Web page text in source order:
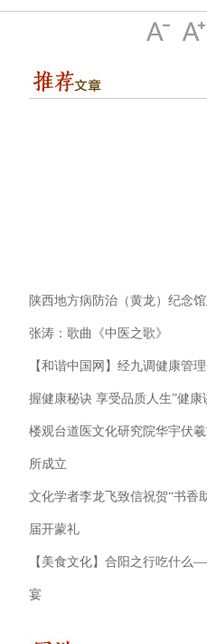
陕西地方病防治（黄龙）纪念
张涛：歌曲《中医之歌》
【和谐中国网】经九调健康管
握健康秘诀 享受品质人生”健康
楼观台道医文化研究院华宇伏
所成立
文化学者李龙飞致信祝贺“书香
届开蒙礼
【美食文化】合阳之行吃什么
宴